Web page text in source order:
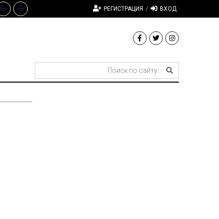
РЕГИСТРАЦИЯ / ВХОД